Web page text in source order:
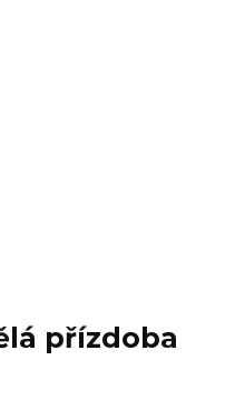
přízdoba